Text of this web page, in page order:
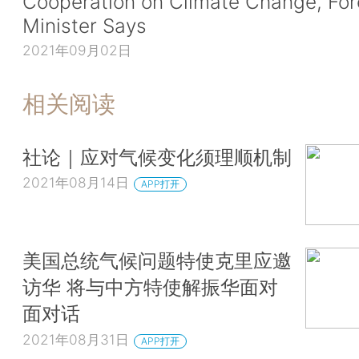
Minister Says
2021年09月02日
相关阅读
社论｜应对气候变化须理顺机制
2021年08月14日 APP打开
美国总统气候问题特使克里应邀
访华 将与中方特使解振华面对
面对话
2021年08月31日 APP打开